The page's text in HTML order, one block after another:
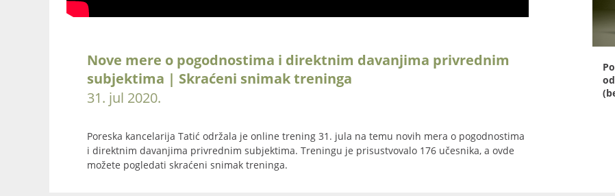
Nove mere o pogodnostima i direktnim davanjima privrednim
subjektima | Skraćeni snimak treninga
31. jul 2020.
Poreska kancelarija Tatić održala je online trening 31. jula na temu novih mera o pogodnostima
i direktnim davanjima privrednim subjektima. Treningu je prisustvovalo 176 učesnika, a ovde
možete pogledati skraćeni snimak treninga.